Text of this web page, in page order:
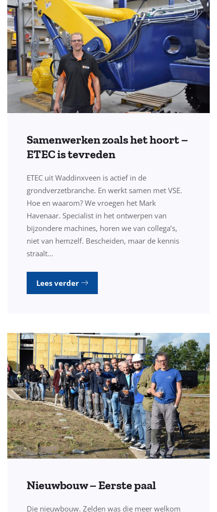
Samenwerken zoals het hoort –
ETEC is tevreden
ETEC uit Waddinxveen is actief in de
grondverzetbranche. En werkt samen met VSE.
Hoe en waarom? We vroegen het Mark
Havenaar. Specialist in het ontwerpen van
bijzondere machines, horen we van collega’s,
niet van hemzelf. Bescheiden, maar de kennis
straalt…
Lees verder
Nieuwbouw – Eerste paal
Die nieuwbouw. Zelden was die meer welkom